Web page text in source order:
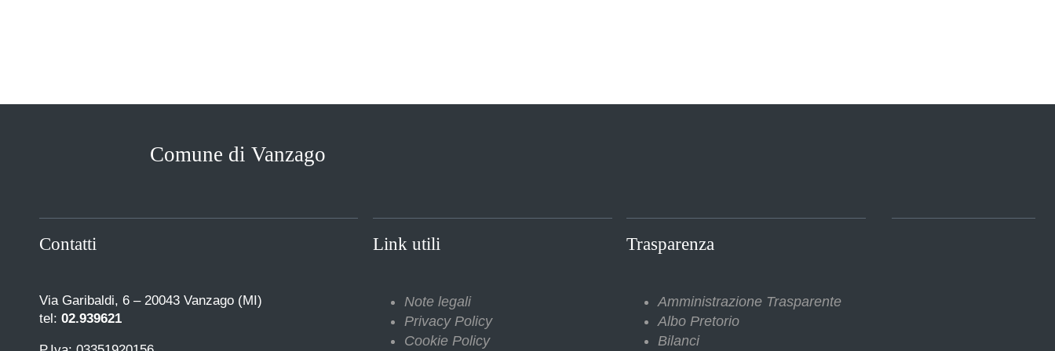
Comune di Vanzago
Contatti
Via Garibaldi, 6 – 20043 Vanzago (MI)
tel: 02.939621
Link utili
Note legali
Privacy Policy
Cookie Policy
Trasparenza
Amministrazione Trasparente
Albo Pretorio
Bilanci